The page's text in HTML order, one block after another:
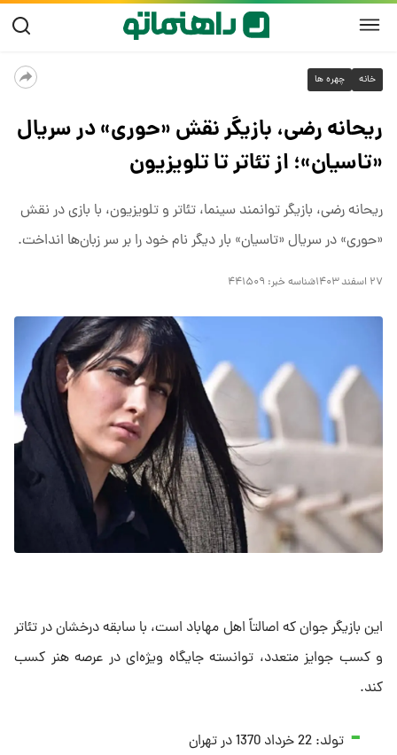
خانه چهره ها
ریحانه رضی، بازیگر نقش «حوری» در سریال
«تاسیان»؛ از تئاتر تا تلویزیون
ریحانه رضی، بازیگر توانمند سینما، تئاتر و تلویزیون، با بازی در نقش
«حوری» در سریال «تاسیان» بار دیگر نام خود را بر سر زبان‌ها انداخت.
۲۷ اسفند ۱۴۰۳ شناسه خبر: ۴۴۱۵۰۹
این بازیگر جوان که اصالتاً اهل مهاباد است، با سابقه درخشان در تئاتر
و کسب جوایز متعدد، توانسته جایگاه ویژه‌ای در عرصه هنر کسب
کند.
تولد: 22 خرداد 1370 در تهران